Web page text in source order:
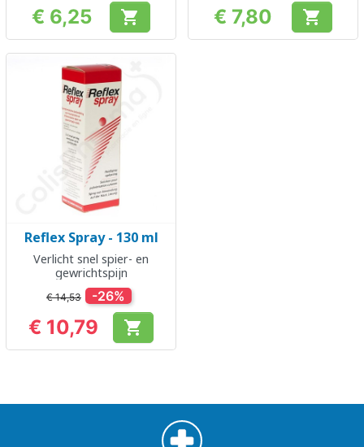
Prijs
€ 6,25  Prijs
€ 7,80 
Reflex Spray - 130 ml
Verlicht snel spier- en
gewrichtspijn
€ 14,53 -26%
Prijs
€ 10,79 